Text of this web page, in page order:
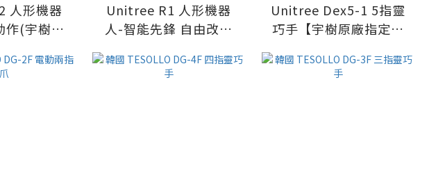
人形機器
作(宇樹原
Unitree R1 人形機器
人-智能先鋒 自由改造
Unitree Dex5-1 5指靈
巧手【宇樹原廠指定代